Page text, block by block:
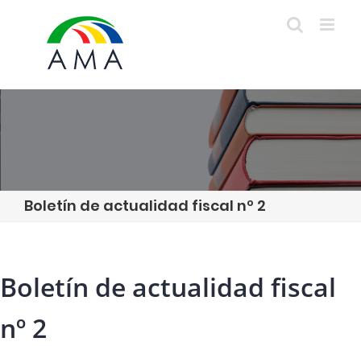
content
Boletín de actualidad fiscal nº 2
Boletín de actualidad fiscal
nº 2